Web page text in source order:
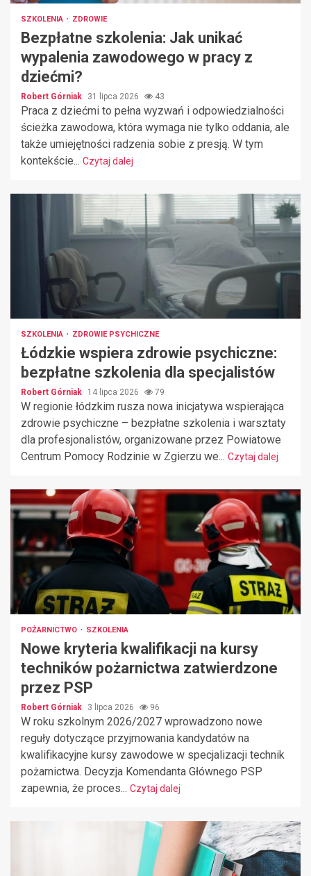
SZKOLENIA ZDROWIE
Bezpłatne szkolenia: Jak unikać
wypalenia zawodowego w pracy z
dziećmi?
Robert Górniak 31 lipca 2026 43
Praca z dziećmi to pełna wyzwań i odpowiedzialności
ścieżka zawodowa, która wymaga nie tylko oddania, ale
także umiejętności radzenia sobie z presją. W tym
kontekście... Czytaj dalej
SZKOLENIA ZDROWIE PSYCHICZNE
Łódzkie wspiera zdrowie psychiczne:
bezpłatne szkolenia dla specjalistów
Robert Górniak 14 lipca 2026 79
W regionie łódzkim rusza nowa inicjatywa wspierająca
zdrowie psychiczne – bezpłatne szkolenia i warsztaty
dla profesjonalistów, organizowane przez Powiatowe
Centrum Pomocy Rodzinie w Zgierzu we... Czytaj dalej
POŻARNICTWO SZKOLENIA
Nowe kryteria kwalifikacji na kursy
techników pożarnictwa zatwierdzone
przez PSP
Robert Górniak 3 lipca 2026 96
W roku szkolnym 2026/2027 wprowadzono nowe
reguły dotyczące przyjmowania kandydatów na
kwalifikacyjne kursy zawodowe w specjalizacji technik
pożarnictwa. Decyzja Komendanta Głównego PSP
zapewnia, że proces... Czytaj dalej